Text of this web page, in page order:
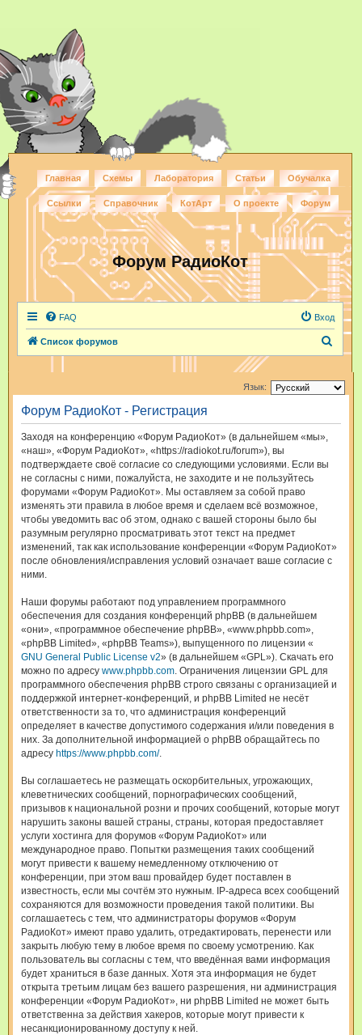
Главная Схемы Лаборатория Статьи Обучалка
Ссылки Справочник КотАрт О проекте Форум
Форум РадиоКот
FAQ Вход
Список форумов
и
Язык:
Форум РадиоКот - Регистрация
Заходя на конференцию «Форум РадиоКот» (в дальнейшем «мы»,
«наш», «Форум РадиоКот», «https://radiokot.ru/forum»), вы
подтверждаете своё согласие со следующими условиями. Если вы
не согласны с ними, пожалуйста, не заходите и не пользуйтесь
форумами «Форум РадиоКот». Мы оставляем за собой право
изменять эти правила в любое время и сделаем всё возможное,
чтобы уведомить вас об этом, однако с вашей стороны было бы
разумным регулярно просматривать этот текст на предмет
изменений, так как использование конференции «Форум РадиоКот»
после обновления/исправления условий означает ваше согласие с
ними.
Наши форумы работают под управлением программного
обеспечения для создания конференций phpBB (в дальнейшем
«они», «программное обеспечение phpBB», «www.phpbb.com»,
«phpBB Limited», «phpBB Teams»), выпущенного по лицензии «
GNU General Public License v2» (в дальнейшем «GPL»). Скачать его
можно по адресу www.phpbb.com. Ограничения лицензии GPL для
программного обеспечения phpBB строго связаны с организацией и
поддержкой интернет-конференций, и phpBB Limited не несёт
ответственности за то, что администрация конференций
определяет в качестве допустимого содержания и/или поведения в
них. За дополнительной информацией о phpBB обращайтесь по
адресу https://www.phpbb.com/.
Вы соглашаетесь не размещать оскорбительных, угрожающих,
клеветнических сообщений, порнографических сообщений,
призывов к национальной розни и прочих сообщений, которые могут
нарушить законы вашей страны, страны, которая предоставляет
услуги хостинга для форумов «Форум РадиоКот» или
международное право. Попытки размещения таких сообщений
могут привести к вашему немедленному отключению от
конференции, при этом ваш провайдер будет поставлен в
известность, если мы сочтём это нужным. IP-адреса всех сообщений
сохраняются для возможности проведения такой политики. Вы
соглашаетесь с тем, что администраторы форумов «Форум
РадиоКот» имеют право удалить, отредактировать, перенести или
закрыть любую тему в любое время по своему усмотрению. Как
пользователь вы согласны с тем, что введённая вами информация
будет храниться в базе данных. Хотя эта информация не будет
открыта третьим лицам без вашего разрешения, ни администрация
конференции «Форум РадиоКот», ни phpBB Limited не может быть
ответственна за действия хакеров, которые могут привести к
несанкционированному доступу к ней.